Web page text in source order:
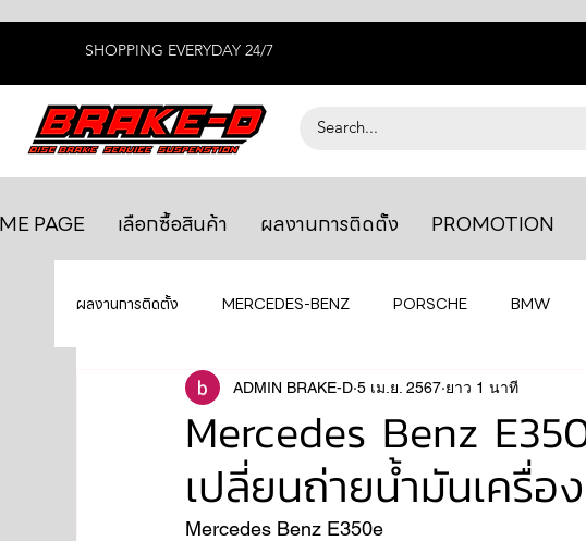
SHOPPING EVERYDAY 24/7
PAGE เลือกซื้อสินค้า ผลงานการติดตั้ง PROMOTION
ผลงานการติดตั้ง MERCEDES-BENZ PORSCHE BMW
BENTLEY LEXUS ยางรถยนต์ AUDI MASERATI
MAHLE MAZDA TOYOTA HONDA
Mercedes Benz
เปลี่ยนถ่ายน้ำมันเครื่อ
ADMIN BRAKE-D 5 เม.ย. 2567 ยาว 1 นาที
Mercedes Benz E350e